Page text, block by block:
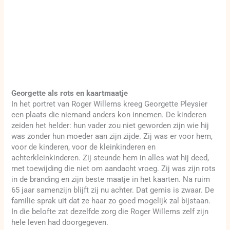
Georgette als rots en kaartmaatje
In het portret van Roger Willems kreeg Georgette Pleysier
een plaats die niemand anders kon innemen. De kinderen
zeiden het helder: hun vader zou niet geworden zijn wie hij
was zonder hun moeder aan zijn zijde. Zij was er voor hem,
voor de kinderen, voor de kleinkinderen en
achterkleinkinderen. Zij steunde hem in alles wat hij deed,
met toewijding die niet om aandacht vroeg. Zij was zijn rots
in de branding en zijn beste maatje in het kaarten. Na ruim
65 jaar samenzijn blijft zij nu achter. Dat gemis is zwaar. De
familie sprak uit dat ze haar zo goed mogelijk zal bijstaan.
In die belofte zat dezelfde zorg die Roger Willems zelf zijn
hele leven had doorgegeven.